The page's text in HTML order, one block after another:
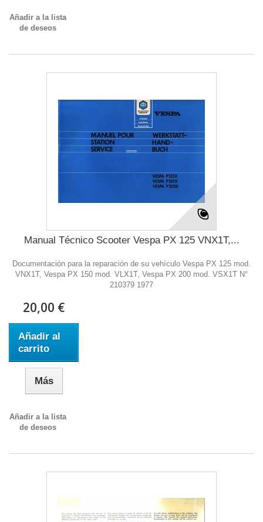
Añadir a la lista
de deseos
Manual Técnico Scooter Vespa PX 125 VNX1T,...
Documentación para la reparación de su vehículo Vespa PX 125 mod.
VNX1T, Vespa PX 150 mod. VLX1T, Vespa PX 200 mod. VSX1T N°
210379 1977
20,00 €
Añadir al
carrito
Más
Añadir a la lista
de deseos